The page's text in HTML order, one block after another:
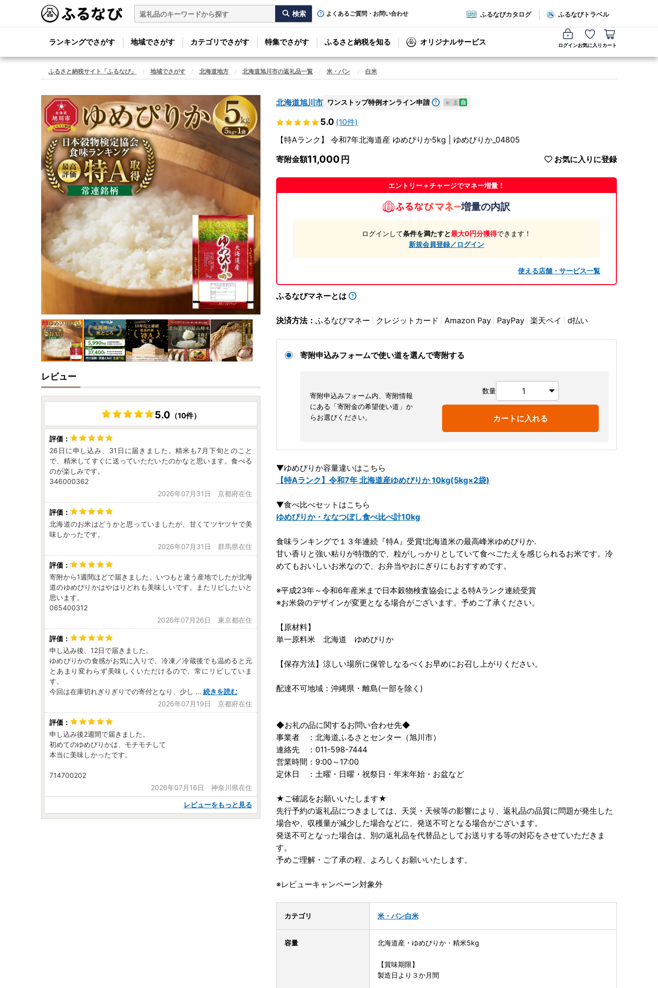
よくあるご質問・お問い合わせ ふるなびカタログ ふるなびトラベル
ランキングでさがす 地域でさがす カテゴリでさがす 特集でさがす ふるさと納税を知る オリジナルサービス ログインお気に入り カート
ふるさと納税サイト「ふるなび」 地域でさがす 北海道地方 北海道旭川市の返礼品一覧 米・パン 白米
北海道旭川市 ワンストップ特例オンライン申請 e ま 自
5.0 (10件)
【特Aランク】 令和7年北海道産 ゆめぴりか5kg | ゆめぴりか_04805
寄附金額11,000 お気に入りに登録
エントリー＋チャージでマネー増量！
増量の内訳
ログインして条件を満たすと最大0円分獲得できます！
新規会員登録／ログイン
使える店舗・サービス一覧
ふるなびマネーとは
決済方法： ふるなびマネー クレジットカード Amazon Pay PayPay 楽天ペイ d払い
寄附申込みフォームで使い道を選んで寄附する
寄附申込みフォーム内、寄附情報
にある「寄附金の希望使い道」か
らお選びください。
数量
カートに入れる
▼ゆめぴりか容量違いはこちら
【特Aランク】令和7年 北海道産ゆめぴりか 10kg(5kg×2袋)
▼食べ比べセットはこちら
ゆめぴりか・ななつぼし食べ比べ計10kg
食味ランキングで１３年連続『特A』受賞!北海道米の最高峰米ゆめぴりか.
甘い香りと強い粘りが特徴的で、粒がしっかりとしていて食べごたえを感じられるお米です。冷
めてもおいしいお米なので、お弁当やおにぎりにもおすすめです。
※平成23年～令和6年産米まで日本穀物検査協会による特Aランク連続受賞
※お米袋のデザインが変更となる場合がございます。予めご了承ください。
【原材料】
単一原料米 北海道 ゆめぴりか
【保存方法】涼しい場所に保管しなるべくお早めにお召し上がりください。
配達不可地域：沖縄県・離島(一部を除く)
◆お礼の品に関するお問い合わせ先◆
事業者 ：北海道ふるさとセンター（旭川市）
連絡先 ：011-598-7444
営業時間：9:00～17:00
定休日 ：土曜・日曜・祝祭日・年末年始・お盆など
★ご確認をお願いいたします★
先行予約の返礼品につきましては、天災・天候等の影響により、返礼品の品質に問題が発生した
場合や、収穫量が減少した場合などに、発送不可となる場合がございます。
発送不可となった場合は、別の返礼品を代替品としてお送りする等の対応をさせていただきま
す。
予めご理解・ご了承の程、よろしくお願いいたします。
※レビューキャンペーン対象外
カテゴリ 米・パン白米
容量 北海道産・ゆめぴりか・精米5kg
【賞味期限】
製造日より３か月間
レビュー
5.0 （10件）
26日に申し込み、31日に届きました。精米も7月下旬とのこと
で、精米してすぐに送っていただいたのかなと思います。食べる
のが楽しみです。
346000362
2026年07月31日 京都府在住
北海道のお米はどうかと思っていましたが、甘くてツヤツヤで美
味しかったです。
2026年07月31日 群馬県在住
寄附から1週間ほどで届きました。いつもと違う産地でしたが北海
道のゆめぴりかはやはりどれも美味しいです。またリピしたいと
思います。
065400312
2026年07月26日 東京都在住
申し込み後、12日で届きました。
ゆめぴりかの食感がお気に入りで、冷凍／冷蔵後でも温めると元
とあまり変わらず美味しくいただけるので、常にリピしていま
す。
今回は在庫切れぎりぎりでの寄付となり、少し ... 続きを読む
2026年07月19日 京都府在住
申し込み後2週間で届きました。
初めてのゆめぴりかは、モチモチして
本当に美味しかったです。
714700202
2026年07月16日 神奈川県在住
レビューをもっと見る